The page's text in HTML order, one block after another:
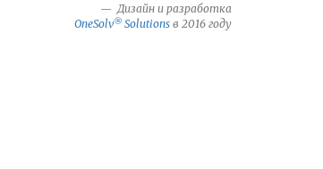
Дизайн и разработка
OneSolv® Solutions в 2016 году